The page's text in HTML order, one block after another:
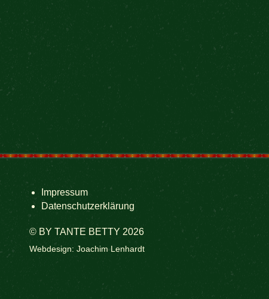
Impressum
Datenschutzerklärung
© BY TANTE BETTY 2026
Webdesign: Joachim Lenhardt